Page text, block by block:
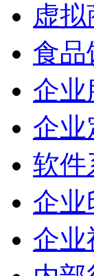
虚拟
食品
企业
企业
软件
企业
企业